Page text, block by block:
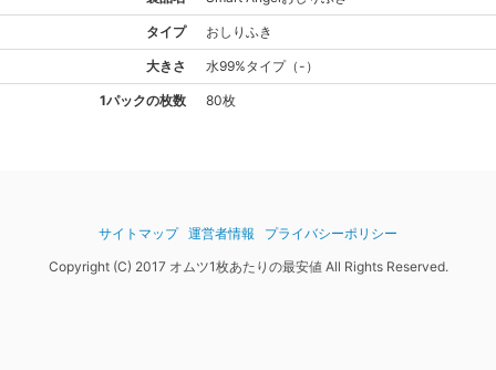
タイプ おしりふき
大きさ 水99%タイプ（ - ）
1パックの枚数 80枚
サイトマップ 運営者情報
プライバシーポリシー
Copyright (C) 2017 オムツ1枚あたりの最安値 All Rights Reserved.